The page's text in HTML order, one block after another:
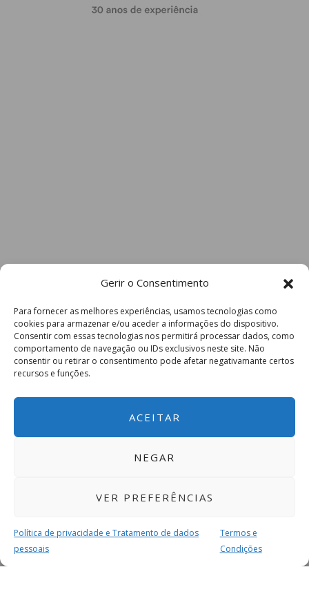
Gerir o Consentimento
Para fornecer as melhores experiências, usamos tecnologias como
cookies para armazenar e/ou aceder a informações do dispositivo.
Consentir com essas tecnologias nos permitirá processar dados, como
comportamento de navegação ou IDs exclusivos neste site. Não
consentir ou retirar o consentimento pode afetar negativamante certos
recursos e funções.
ACEITAR
NEGAR
VER PREFERÊNCIAS
Política de privacidade e Tratamento de dados
pessoais
Termos e
Condições